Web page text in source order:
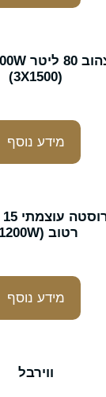
(3X1500)
מידע נוסף
רטוב (1200W)
מידע נוסף
ווירבל